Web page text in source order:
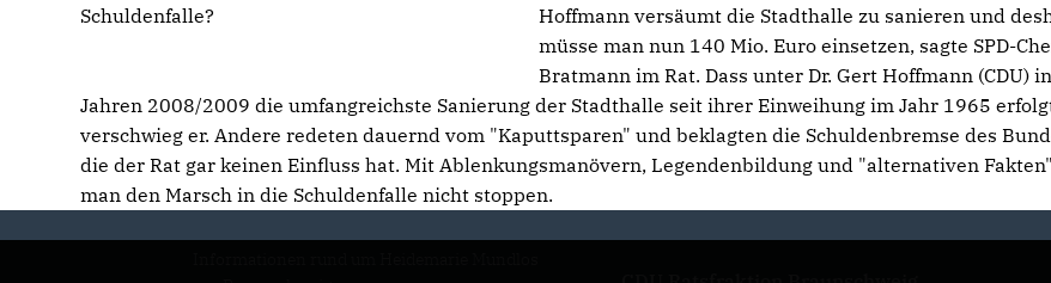
Schuldenfalle?
Hoffmann versäumt die Stadthalle zu sanieren und
müsse man nun 140 Mio. Euro einsetzen, sagte SPD-
Bratmann im Rat. Dass unter Dr. Gert Hoffmann (CDU)
Jahren 2008/2009 die umfangreichste Sanierung der Stadthalle seit ihrer Einweihung im Jahr 1965
verschwieg er. Andere redeten dauernd vom "Kaputtsparen" und beklagten die Schuldenbremse des
die der Rat gar keinen Einfluss hat. Mit Ablenkungsmanövern, Legendenbildung und "alternativen
man den Marsch in die Schuldenfalle nicht stoppen.